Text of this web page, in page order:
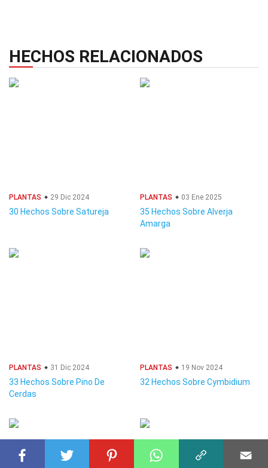
HECHOS RELACIONADOS
PLANTAS 29 Dic 2024
30 Hechos Sobre Satureja
PLANTAS 03 Ene 2025
35 Hechos Sobre Alverja
Amarga
PLANTAS 31 Dic 2024
33 Hechos Sobre Pino De
Cerdas
PLANTAS 19 Nov 2024
32 Hechos Sobre Cymbidium